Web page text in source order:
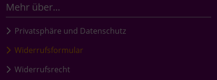
Mehr über...
Privatsphäre und Datenschutz
Widerrufsformular
Widerrufsrecht